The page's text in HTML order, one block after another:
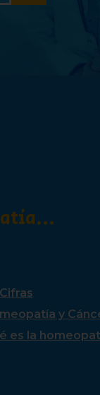
y
es la